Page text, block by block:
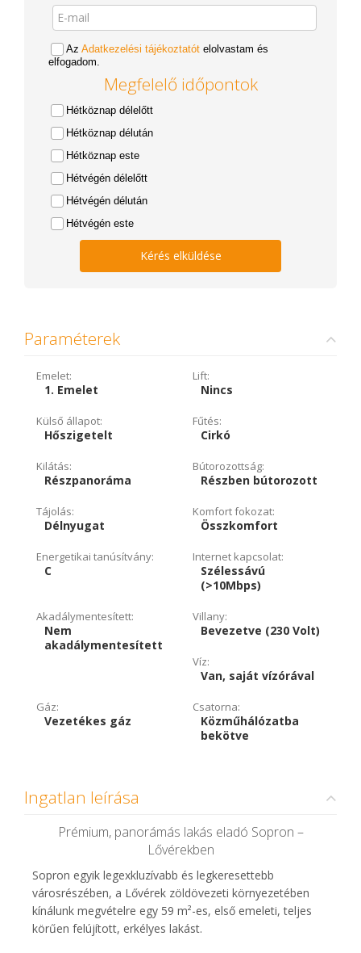
Az Adatkezelési tájékoztatót elolvastam és
elfogadom.
Megfelelő időpontok
Hétköznap délelőtt
Hétköznap délután
Hétköznap este
Hétvégén délelőtt
Hétvégén délután
Hétvégén este
Kérés elküldése
Paraméterek
Emelet:
1. Emelet
Lift:
Nincs
Külső állapot:
Hőszigetelt
Fűtés:
Cirkó
Kilátás:
Részpanoráma
Bútorozottság:
Részben bútorozott
Tájolás:
Délnyugat
Komfort fokozat:
Összkomfort
Energetikai tanúsítvány:
C
Internet kapcsolat:
Szélessávú
(>10Mbps)
Akadálymentesített:
Nem
akadálymentesített
Villany:
Bevezetve (230 Volt)
Víz:
Van, saját vízórával
Gáz:
Vezetékes gáz
Csatorna:
Közműhálózatba
bekötve
Ingatlan leírása
Prémium, panorámás lakás eladó Sopron –
Lővérekben
Sopron egyik legexkluzívabb és legkeresettebb
városrészében, a Lővérek zöldövezeti környezetében
kínálunk megvételre egy 59 m²-es, első emeleti, teljes
körűen felújított, erkélyes lakást.